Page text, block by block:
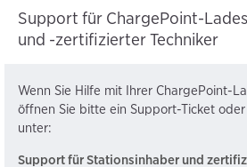
Support für ChargePoint-
und -zertifizierter Techniker
Wenn Sie Hilfe mit Ihrer ChargePoint-
öffnen Sie bitte ein Support-Ticket
unter:
Support für Stationsinhaber und